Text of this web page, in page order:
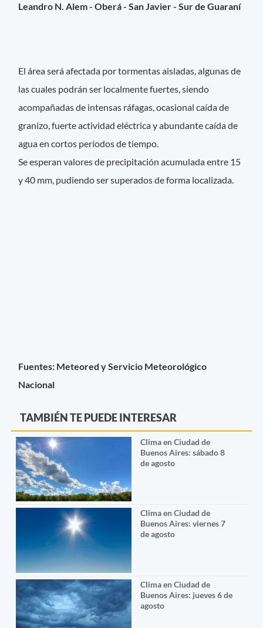
Leandro N. Alem - Oberá - San Javier - Sur de Guaraní
El área será afectada por tormentas aisladas, algunas de
las cuales podrán ser localmente fuertes, siendo
acompañadas de intensas ráfagas, ocasional caída de
granizo, fuerte actividad eléctrica y abundante caída de
agua en cortos períodos de tiempo.
Se esperan valores de precipitación acumulada entre 15
y 40 mm, pudiendo ser superados de forma localizada.
Fuentes: Meteored y Servicio Meteorológico
Nacional
TAMBIÉN TE PUEDE INTERESAR
Clima en Ciudad de
Buenos Aires: sábado 8
de agosto
Clima en Ciudad de
Buenos Aires: viernes 7
de agosto
Clima en Ciudad de
Buenos Aires: jueves 6 de
agosto